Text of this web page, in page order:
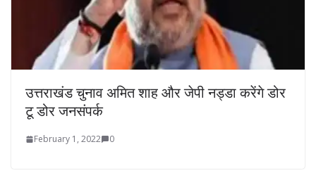
उत्तराखंड चुनाव अमित शाह और जेपी नड्डा करेंगे डोर
टू डोर जनसंपर्क
February 1, 2022 0